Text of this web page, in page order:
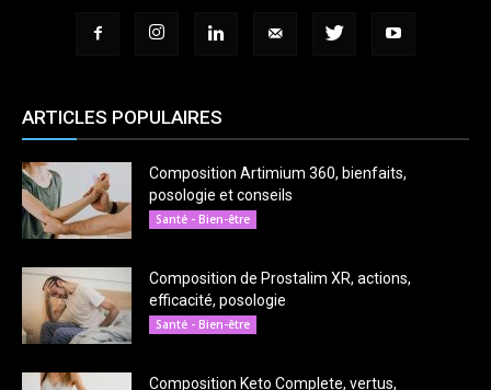
ARTICLES POPULAIRES
Composition Artimium 360, bienfaits,
posologie et conseils
Santé - Bien-être
Composition de Prostalim XR, actions,
efficacité, posologie
Santé - Bien-être
Composition Keto Complete, vertus,